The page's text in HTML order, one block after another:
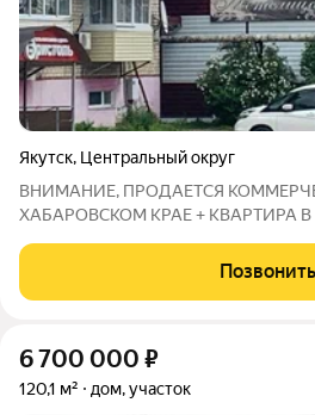
Якутск, Центральный округ
ВНИМАНИЕ, ПРОДАЕТСЯ
ХАБАРОВСКОМ КРАЕ + КВАРТИРА
ЗДАНИЯ, А ЗАТЕМ КВАРТИРЫ.
РАСПОЛОЖЕНЫ РЯДОМ, НА ОДНОЙ
Позвонить
6 700 000 ₽
120,1 м² дом, участок